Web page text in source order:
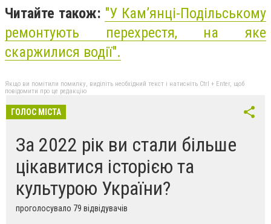
Читайте також: "У Кам’янці-Подільському
ремонтують перехрестя, на яке
скаржилися водії".
Якщо ви помітили помилку, виділіть необхідний текст і натисніть Ctrl + Enter, щоб
повідомити про це редакцію
ГОЛОС МІСТА
За 2022 рік ви стали більше
цікавитися історією та
культурою України?
проголосувало 79 відвідувачів